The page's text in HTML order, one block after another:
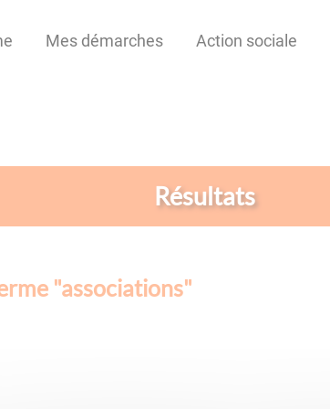
Mes démarches Action sociale
Résultats
"associations"